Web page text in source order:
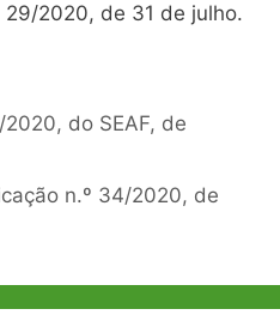
2020, de 31 de julho.
do SEAF, de
n.º 34/2020, de